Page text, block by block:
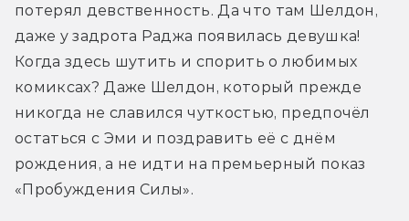
потерял девственность. Да что там Шелдон,
даже у задрота Раджа появилась девушка!
Когда здесь шутить и спорить о любимых
комиксах? Даже Шелдон, который прежде
никогда не славился чуткостью, предпочёл
остаться с Эми и поздравить её с днём
рождения, а не идти на премьерный показ
«Пробуждения Силы».